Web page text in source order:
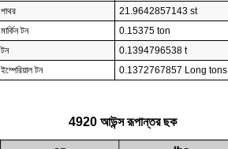
পাথর
21.9642857143 st
মার্কিন টন
0.15375 ton
টন
0.1394796538 t
ইম্পেরিয়াল টন
0.1372767857 Long tons
4920 আউন্স রূপান্তর ছক